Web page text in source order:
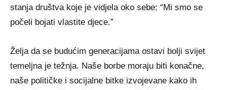
stanja društva koje je vidjela oko sebe: “Mi smo se
počeli bojati vlastite djece.”
Želja da se budućim generacijama ostavi bolji svijet
temeljna je težnja. Naše borbe moraju biti konačne,
naše političke i socijalne bitke izvojevane kako ih